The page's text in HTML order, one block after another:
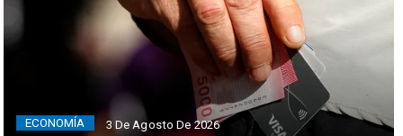
ECONOMÍA 3 De Agosto De 2026